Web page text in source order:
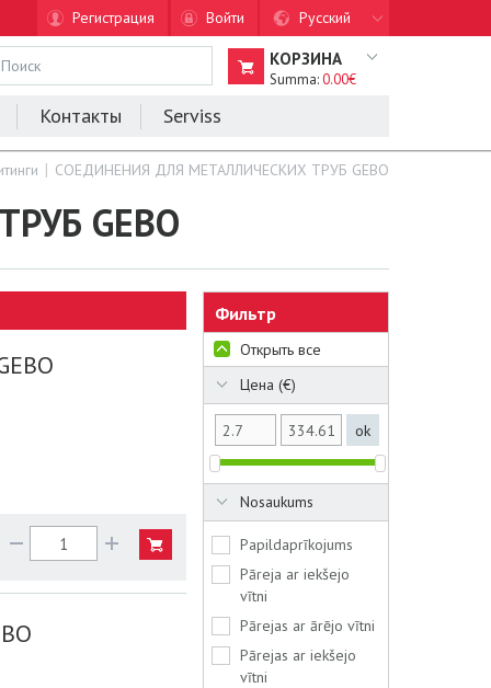
Регистрация Войти Русский
КОРЗИНА
Summa:0.00€
Контакты Serviss
СОЕДИНЕНИЯ ДЛЯ МЕТАЛЛИЧЕСКИХ ТРУБ GEBO
GEBO
Фильтр
Открыть все
Цена (€)
ok
Nosaukums
Papildaprīkojums
Pāreja ar iekšejo
vītni
Pārejas ar ārējo vītni
Pārejas ar iekšejo
vītni